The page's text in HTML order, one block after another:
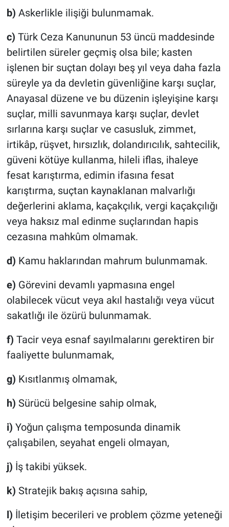
b) Askerlikle ilişiği bulunmamak.
c) Türk Ceza Kanununun 53 üncü maddesinde
belirtilen süreler geçmiş olsa bile; kasten
işlenen bir suçtan dolayı beş yıl veya daha fazla
süreyle ya da devletin güvenliğine karşı suçlar,
Anayasal düzene ve bu düzenin işleyişine karşı
suçlar, milli savunmaya karşı suçlar, devlet
sırlarına karşı suçlar ve casusluk, zimmet,
irtikâp, rüşvet, hırsızlık, dolandırıcılık, sahtecilik,
güveni kötüye kullanma, hileli iflas, ihaleye
fesat karıştırma, edimin ifasına fesat
karıştırma, suçtan kaynaklanan malvarlığı
değerlerini aklama, kaçakçılık, vergi kaçakçılığı
veya haksız mal edinme suçlarından hapis
cezasına mahkûm olmamak.
d) Kamu haklarından mahrum bulunmamak.
e) Görevini devamlı yapmasına engel
olabilecek vücut veya akıl hastalığı veya vücut
sakatlığı ile özürü bulunmamak.
f) Tacir veya esnaf sayılmalarını gerektiren bir
faaliyette bulunmamak,
g) Kısıtlanmış olmamak,
h) Sürücü belgesine sahip olmak,
i) Yoğun çalışma temposunda dinamik
çalışabilen, seyahat engeli olmayan,
j) İş takibi yüksek.
k) Stratejik bakış açısına sahip,
l) İletişim becerileri ve problem çözme yeteneği